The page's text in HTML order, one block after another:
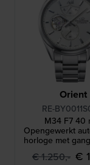
Orient
RE-
M34 F7 40
Opengewerkt
horloge met
indicator
€ 1.250,- €